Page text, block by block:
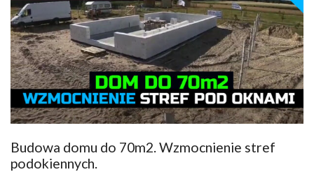
Budowa domu do 70m2. Wzmocnienie stref
podokiennych.